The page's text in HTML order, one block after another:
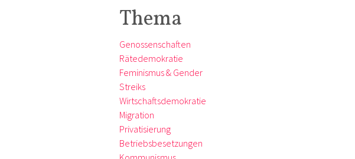
Thema
Genossenschaften
Rätedemokratie
Feminismus & Gender
Streiks
Wirtschaftsdemokratie
Migration
Privatisierung
Betriebsbesetzungen